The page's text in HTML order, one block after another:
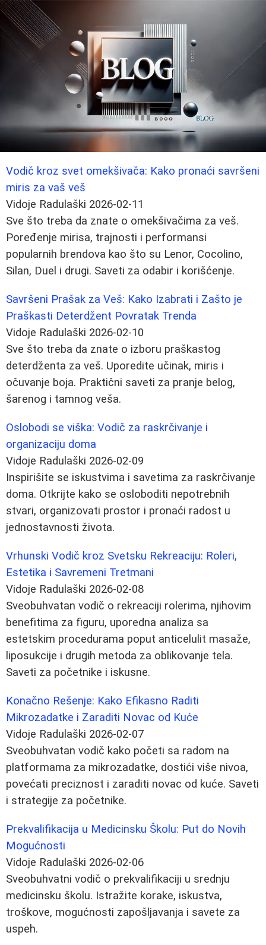
Vodič kroz svet omekšivača: Kako pronaći savršeni
miris za vaš veš
Vidoje Radulaški 2026-02-11
Sve što treba da znate o omekšivačima za veš.
Poređenje mirisa, trajnosti i performansi
popularnih brendova kao što su Lenor, Cocolino,
Silan, Duel i drugi. Saveti za odabir i korišćenje.
Savršeni Prašak za Veš: Kako Izabrati i Zašto je
Praškasti Deterdžent Povratak Trenda
Vidoje Radulaški 2026-02-10
Sve što treba da znate o izboru praškastog
deterdženta za veš. Uporedite učinak, miris i
očuvanje boja. Praktični saveti za pranje belog,
šarenog i tamnog veša.
Oslobodi se viška: Vodič za raskrčivanje i
organizaciju doma
Vidoje Radulaški 2026-02-09
Inspirišite se iskustvima i savetima za raskrčivanje
doma. Otkrijte kako se osloboditi nepotrebnih
stvari, organizovati prostor i pronaći radost u
jednostavnosti života.
Vrhunski Vodič kroz Svetsku Rekreaciju: Roleri,
Estetika i Savremeni Tretmani
Vidoje Radulaški 2026-02-08
Sveobuhvatan vodič o rekreaciji rolerima, njihovim
benefitima za figuru, uporedna analiza sa
estetskim procedurama poput anticelulit masaže,
liposukcije i drugih metoda za oblikovanje tela.
Saveti za početnike i iskusne.
Konačno Rešenje: Kako Efikasno Raditi
Mikrozadatke i Zaraditi Novac od Kuće
Vidoje Radulaški 2026-02-07
Sveobuhvatan vodič kako početi sa radom na
platformama za mikrozadatke, dostići više nivoa,
povećati preciznost i zaraditi novac od kuće. Saveti
i strategije za početnike.
Prekvalifikacija u Medicinsku Školu: Put do Novih
Mogućnosti
Vidoje Radulaški 2026-02-06
Sveobuhvatni vodič o prekvalifikaciji u srednju
medicinsku školu. Istražite korake, iskustva,
troškove, mogućnosti zapošljavanja i savete za
uspeh.